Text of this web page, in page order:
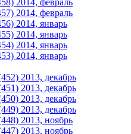
2014, февраль
2014, февраль
2014, январь
2014, январь
2014, январь
2014, январь
2013, декабрь
2013, декабрь
2013, декабрь
2013, декабрь
2013, ноябрь
2013, ноябрь